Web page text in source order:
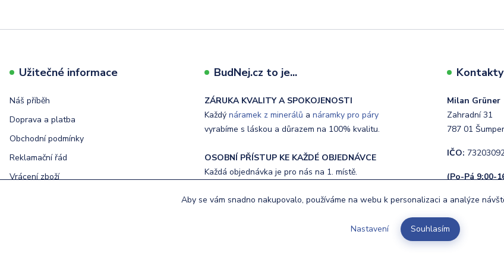
Užitečné informace
Náš příběh
Doprava a platba
Obchodní podmínky
Reklamační řád
Vrácení zboží
BudNej.cz to je...
ZÁRUKA KVALITY A SPOKOJENOSTI
Každý náramek z minerálů a náramky pro páry
vyrabíme s láskou a důrazem na 100% kvalitu.
OSOBNÍ PŘÍSTUP KE KAŽDÉ OBJEDNÁVCE
Každá objednávka je pro nás na 1. místě.
RYCHLÉ DODÁNÍ
Kontakty
Milan Grüner
Zahradní 31
787 01
IČO:
(Po-Pá 9:00-
+420 720
Aby se vám snadno nakupovalo, používáme na webu k personalizaci a analýze
Nastavení Souhlasím